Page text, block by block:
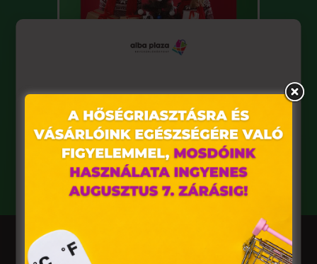
VISSZA A FŐOLDALRA
Ez az oldal sütiket használ
Weboldalunkon „cookie"-kat (továbbiakban „süti")
alkalmazunk. Ezek olyan fájlok, melyek információt tárolnak
webes böngészőjében. Ehhez az Ön hozzájárulása
szükséges.
A „sütiket" az elektronikus hírközlésről szóló 2003. évi C.
törvény, az elektronikus kereskedelmi szolgáltatások, az
információs társadalommal összefüggő szolgáltatások
egyes kérdéseiről szóló 2001. évi CVIII. törvény, valamint az
Európai Unió előírásainak megfelelően használjuk. Azon